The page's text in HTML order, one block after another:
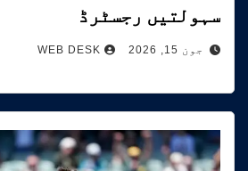
سہولتیں رجسٹرڈ
جون 15, 2026 WEB DESK